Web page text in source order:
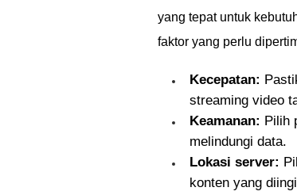
yang tepat untuk
faktor yang perlu
Kecepatan:
streaming video
Keamanan: Pilih
melindungi data.
Lokasi server:
konten yang